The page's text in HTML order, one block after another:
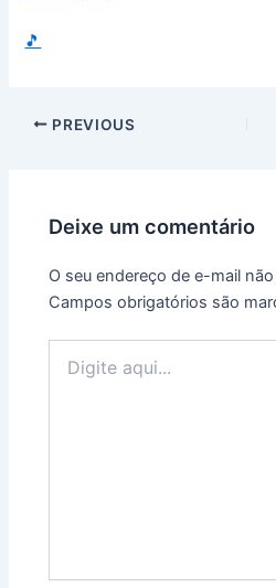
🎵
PREVIOUS
Deixe um comentário
O seu endereço de e-mail
Campos obrigatórios são
aqui...